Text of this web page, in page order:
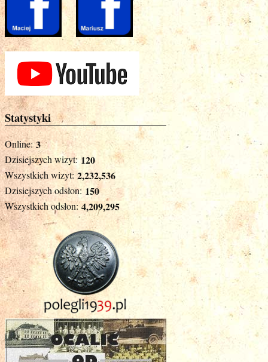
Statystyki
Online: 3
Dzisiejszych wizyt: 120
Wszystkich wizyt: 2,232,536
Dzisiejszych odsłon: 150
Wszystkich odsłon: 4,209,295